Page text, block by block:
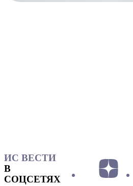
ИС ВЕСТИ
В
СОЦСЕТЯХ